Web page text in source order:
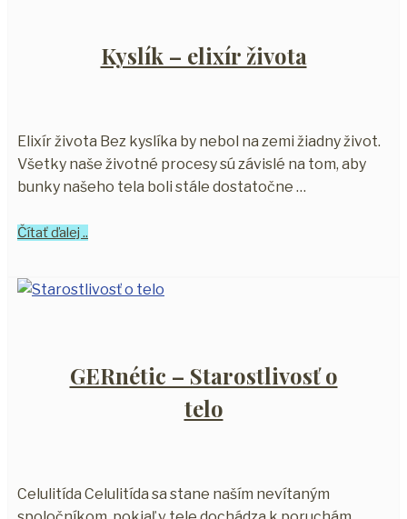
Kyslík – elixír života
Elixír života Bez kyslíka by nebol na zemi žiadny život.
Všetky naše životné procesy sú závislé na tom, aby
bunky našeho tela boli stále dostatočne …
Čítať ďalej ..
GERnétic – Starostlivosť o
telo
Celulitída Celulitída sa stane naším nevítaným